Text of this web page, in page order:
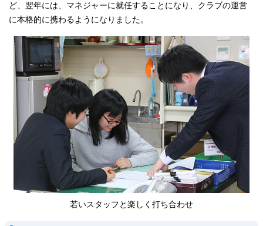
ど、翌年には、マネジャーに就任することになり、クラブの運営
に本格的に携わるようになりました。
若いスタッフと楽しく打ち合わせ